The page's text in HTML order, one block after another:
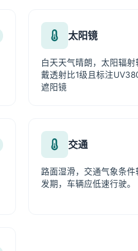
太阳镜
白天天气晴朗，太阳辐
戴透射比1级且标注
遮阳镜
交通
路面湿滑，交通气象条件
发期，车辆应低速行驶。